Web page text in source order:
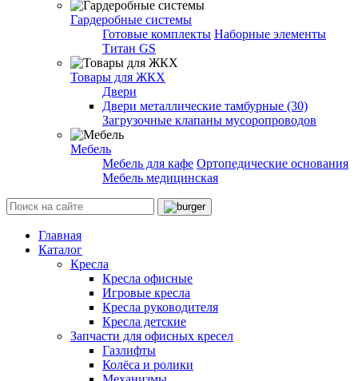
Гардеробные системы
Готовые комплекты Наборные элементы
Титан GS
Товары для ЖКХ
Двери
Двери металлические тамбурные (30)
Загрузочные клапаны мусоропроводов
Мебель
Мебель для кафе Ортопедические основания
Мебель медицинская
Главная
Каталог
Кресла
Кресла офисные
Игровые кресла
Кресла руководителя
Кресла детские
Запчасти для офисных кресел
Газлифты
Колёса и ролики